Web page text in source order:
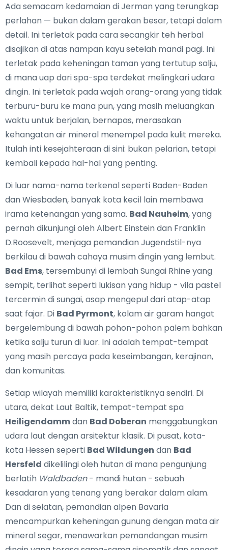
Ada semacam kedamaian di Jerman yang terungkap
perlahan — bukan dalam gerakan besar, tetapi dalam
detail. Ini terletak pada cara secangkir teh herbal
disajikan di atas nampan kayu setelah mandi pagi. Ini
terletak pada keheningan taman yang tertutup salju,
di mana uap dari spa-spa terdekat melingkari udara
dingin. Ini terletak pada wajah orang-orang yang tidak
terburu-buru ke mana pun, yang masih meluangkan
waktu untuk berjalan, bernapas, merasakan
kehangatan air mineral menempel pada kulit mereka.
Itulah inti kesejahteraan di sini: bukan pelarian, tetapi
kembali kepada hal-hal yang penting.
Di luar nama-nama terkenal seperti Baden-Baden
dan Wiesbaden, banyak kota kecil lain membawa
irama ketenangan yang sama. Bad Nauheim, yang
pernah dikunjungi oleh Albert Einstein dan Franklin
D.Roosevelt, menjaga pemandian Jugendstil-nya
berkilau di bawah cahaya musim dingin yang lembut.
Bad Ems, tersembunyi di lembah Sungai Rhine yang
sempit, terlihat seperti lukisan yang hidup - vila pastel
tercermin di sungai, asap mengepul dari atap-atap
saat fajar. Di Bad Pyrmont, kolam air garam hangat
bergelembung di bawah pohon-pohon palem bahkan
ketika salju turun di luar. Ini adalah tempat-tempat
yang masih percaya pada keseimbangan, kerajinan,
dan komunitas.
Setiap wilayah memiliki karakteristiknya sendiri. Di
utara, dekat Laut Baltik, tempat-tempat spa
Heiligendammdan Bad Doberan menggabungkan
udara laut dengan arsitektur klasik. Di pusat, kota-
kota Hessen seperti Bad Wildungen dan Bad
Hersfeld dikelilingi oleh hutan di mana pengunjung
berlatih Waldbaden- mandi hutan - sebuah
kesadaran yang tenang yang berakar dalam alam.
Dan di selatan, pemandian alpen Bavaria
mencampurkan keheningan gunung dengan mata air
mineral segar, menawarkan pemandangan musim